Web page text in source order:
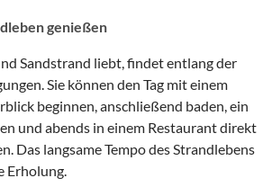
genießen
Sandstrand liebt, findet entlang der
Sie können den Tag mit einem
beginnen, anschließend baden, ein
und abends in einem Restaurant direkt
Das langsame Tempo des Strandlebens
Erholung.